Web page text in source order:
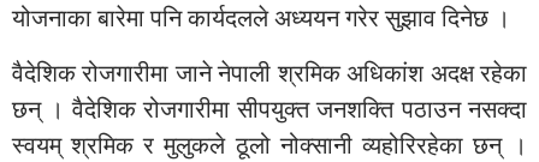
योजनाका बारेमा पनि कार्यदलले अध्ययन गरेर सुझाव दिनेछ ।
वैदेशिक रोजगारीमा जाने नेपाली श्रमिक अधिकांश अदक्ष रहेका
छन् । वैदेशिक रोजगारीमा सीपयुक्त जनशक्ति पठाउन नसक्दा
स्वयम् श्रमिक र मुलुकले ठूलो नोक्सानी व्यहोरिरहेका छन् ।